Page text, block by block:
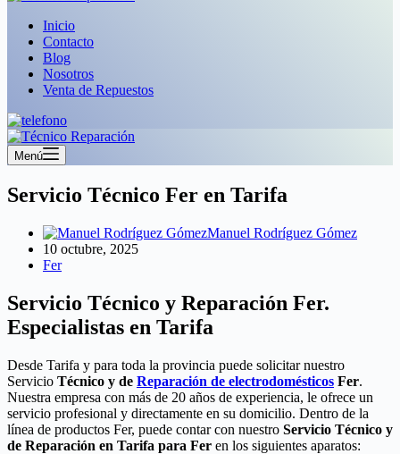
Inicio
Contacto
Blog
Nosotros
Venta de Repuestos
Menú
Servicio Técnico Fer en Tarifa
Manuel Rodríguez Gómez
10 octubre, 2025
Fer
Servicio Técnico y Reparación Fer.
Especialistas en Tarifa
Desde Tarifa y para toda la provincia puede solicitar nuestro
Servicio Técnico y de Reparación de electrodomésticos Fer.
Nuestra empresa con más de 20 años de experiencia, le ofrece un
servicio profesional y directamente en su domicilio. Dentro de la
línea de productos Fer, puede contar con nuestro Servicio Técnico y
de Reparación en Tarifa para Fer en los siguientes aparatos: